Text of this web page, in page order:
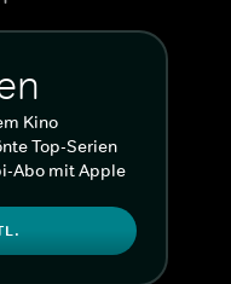
Kino
Top-Serien
Abo mit Apple